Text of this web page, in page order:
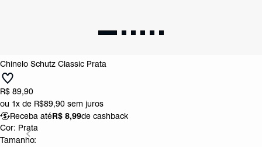
Chinelo Schutz Classic Prata
R$ 89,90
ou 1x de R$89,90 sem juros
Receba atéR$ 8,99de cashback
Cor: Prata
Tamanho: